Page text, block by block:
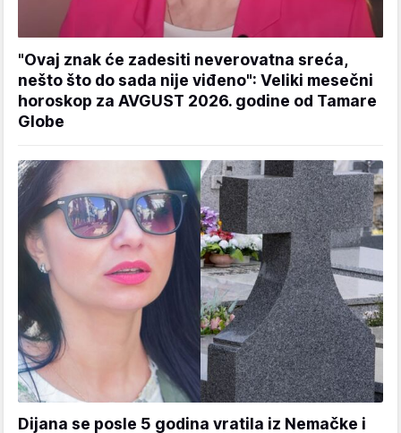
"Ovaj znak će zadesiti neverovatna sreća,
nešto što do sada nije viđeno": Veliki mesečni
horoskop za AVGUST 2026. godine od Tamare
Globe
Dijana se posle 5 godina vratila iz Nemačke i